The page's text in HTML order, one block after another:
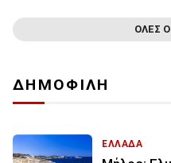
ΟΛΕΣ
ΔΗΜΟΦΙΛΗ
ΕΛΛΑΔΑ